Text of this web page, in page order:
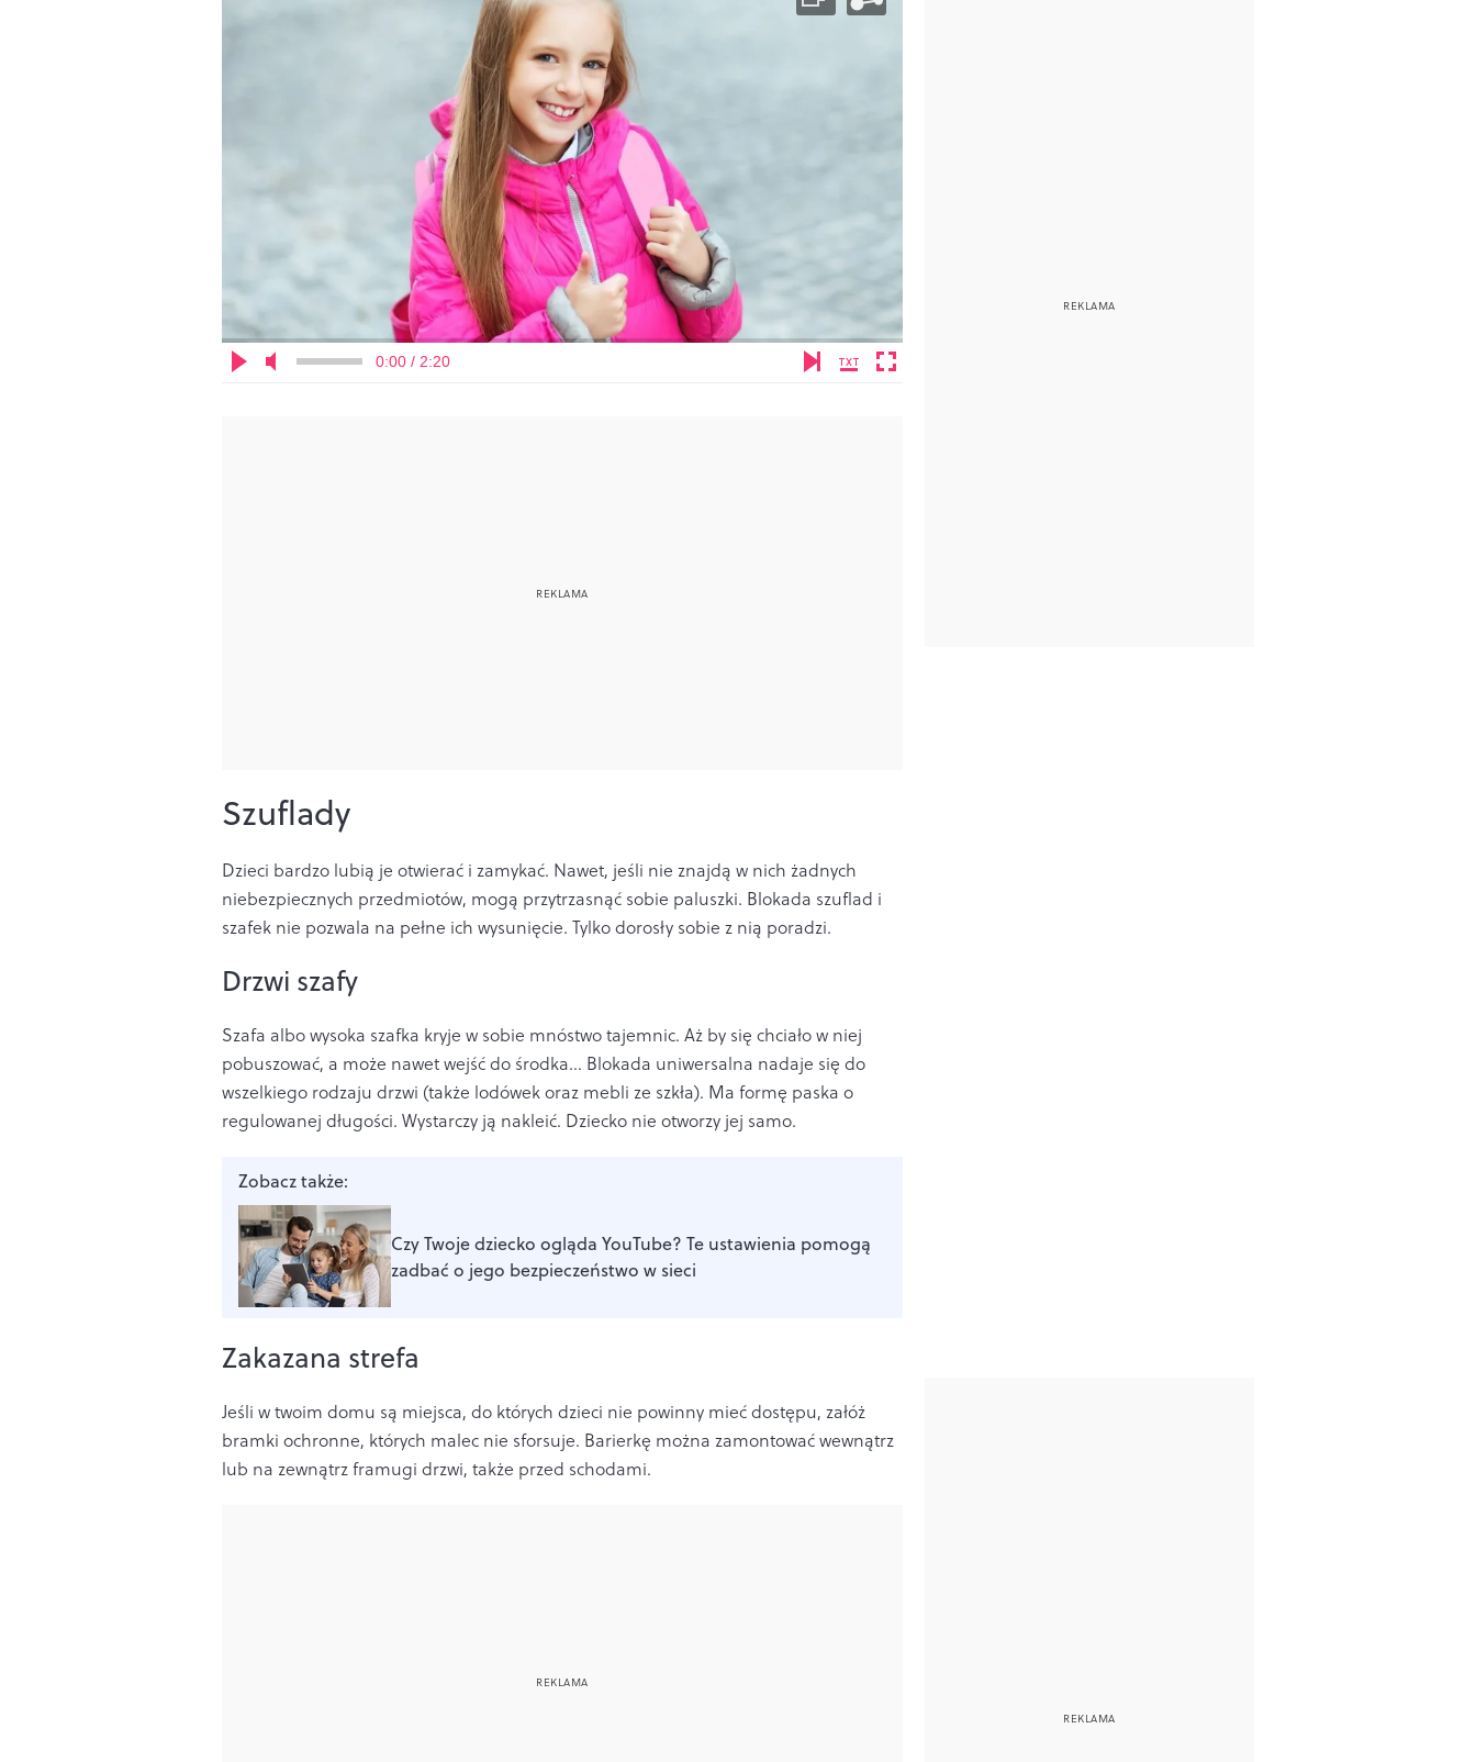
0:00 / 2:20
Szuflady
Dzieci bardzo lubią je otwierać i zamykać. Nawet, jeśli nie znajdą w nich żadnych
niebezpiecznych przedmiotów, mogą przytrzasnąć sobie paluszki. Blokada szuflad i
szafek nie pozwala na pełne ich wysunięcie. Tylko dorosły sobie z nią poradzi.
Drzwi szafy
Szafa albo wysoka szafka kryje w sobie mnóstwo tajemnic. Aż by się chciało w niej
pobuszować, a może nawet wejść do środka... Blokada uniwersalna nadaje się do
wszelkiego rodzaju drzwi (także lodówek oraz mebli ze szkła). Ma formę paska o
regulowanej długości. Wystarczy ją nakleić. Dziecko nie otworzy jej samo.
Zobacz także:
Czy Twoje dziecko ogląda YouTube? Te ustawienia pomogą
zadbać o jego bezpieczeństwo w sieci
Zakazana strefa
Jeśli w twoim domu są miejsca, do których dzieci nie powinny mieć dostępu, załóż
bramki ochronne, których malec nie sforsuje. Barierkę można zamontować wewnątrz
lub na zewnątrz framugi drzwi, także przed schodami.